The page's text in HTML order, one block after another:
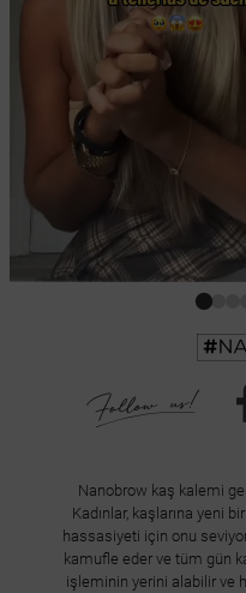
Nanobrow kaş kalemi
Kadınlar, kaşlarına yeni
hassasiyeti için onu
kamufle eder ve tüm gün
işleminin yerini alabilir ve